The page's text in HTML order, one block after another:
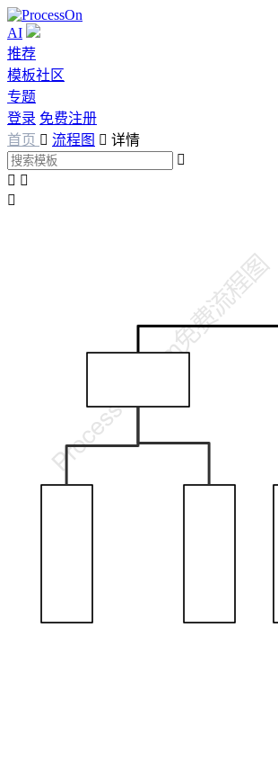
AI
推荐
模板社区
专题
登录 免费注册
首页  流程图  详情

 
